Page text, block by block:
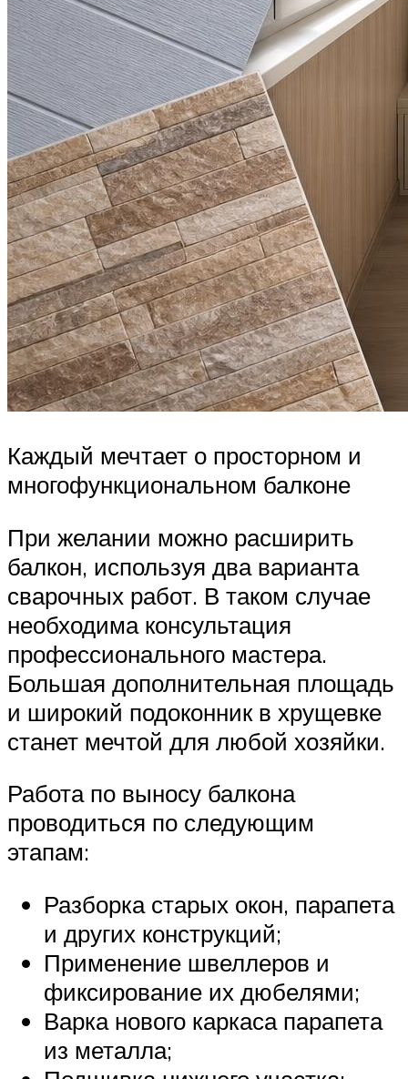
Каждый мечтает о просторном и
многофункциональном балконе
При желании можно расширить
балкон, используя два варианта
сварочных работ. В таком случае
необходима консультация
профессионального мастера.
Большая дополнительная площадь
и широкий подоконник в хрущевке
станет мечтой для любой хозяйки.
Работа по выносу балкона
проводиться по следующим
этапам:
Разборка старых окон, парапета
и других конструкций;
Применение швеллеров и
фиксирование их дюбелями;
Варка нового каркаса парапета
из металла;